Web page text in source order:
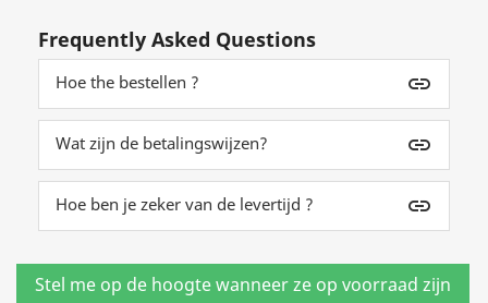
Frequently Asked Questions
Hoe the bestellen ? insert_link
Wat zijn de betalingswijzen? insert_link
Hoe ben je zeker van de levertijd ? insert_link